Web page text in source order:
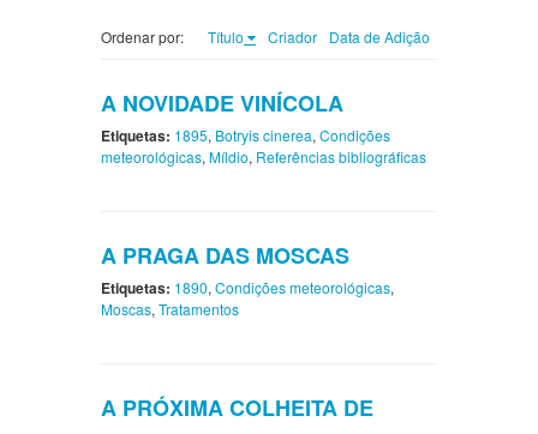
Ordenar por: Título Criador Data de Adição
A NOVIDADE VINÍCOLA
Etiquetas: 1895, Botryis cinerea, Condições
meteorológicas, Míldio, Referências bibliográficas
A PRAGA DAS MOSCAS
Etiquetas: 1890, Condições meteorológicas,
Moscas, Tratamentos
A PRÓXIMA COLHEITA DE